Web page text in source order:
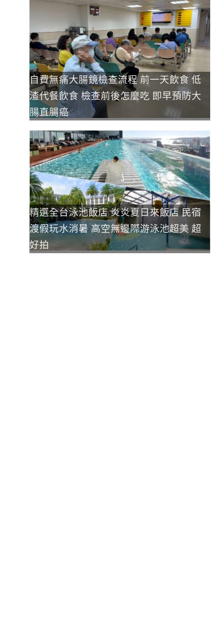
自費無痛大腸鏡檢查流程 前一天飲食 低
渣代餐飲食 檢查前後怎麼吃 即早預防大
腸直腸癌
精選全台泳池飯店 炎炎夏日來飯店 民宿
渡假玩水消暑 高空無邊際游泳池超美 超
好拍